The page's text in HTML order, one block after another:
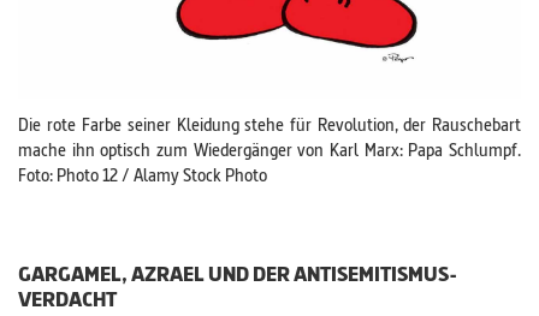
Die rote Farbe seiner Kleidung stehe für Revolution, der Rauschebart
mache ihn optisch zum Wiedergänger von Karl Marx: Papa Schlumpf.
Foto: Photo 12 / Alamy Stock Photo
GARGAMEL, AZRAEL UND DER ANTISEMITISMUS-
VERDACHT